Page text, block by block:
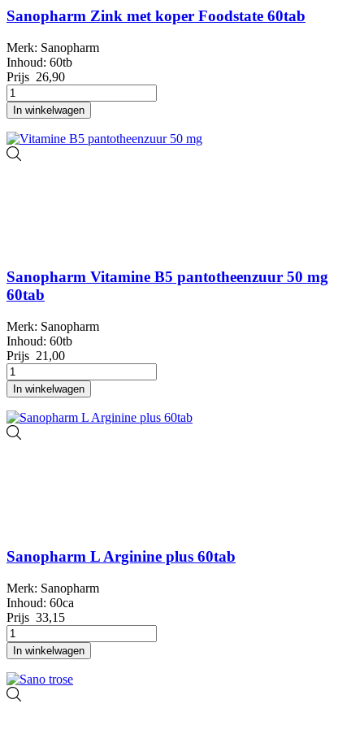
Sanopharm Zink met koper Foodstate 60tab
Merk: Sanopharm
Inhoud: 60tb
Prijs 26,90
In winkelwagen
Sanopharm Vitamine B5 pantotheenzuur 50 mg
60tab
Merk: Sanopharm
Inhoud: 60tb
Prijs 21,00
In winkelwagen
Sanopharm L Arginine plus 60tab
Merk: Sanopharm
Inhoud: 60ca
Prijs 33,15
In winkelwagen